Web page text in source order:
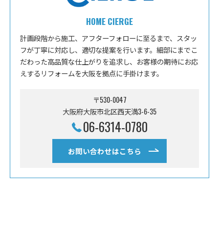
HOME CIERGE
計画段階から施工、アフターフォローに至るまで、スタッ
フが丁寧に対応し、適切な提案を行います。細部にまでこ
だわった高品質な仕上がりを追求し、お客様の期待にお応
えするリフォームを大阪を拠点に手掛けます。
〒530-0047
大阪府大阪市北区西天満3-6-35
06-6314-0780
お問い合わせはこちら